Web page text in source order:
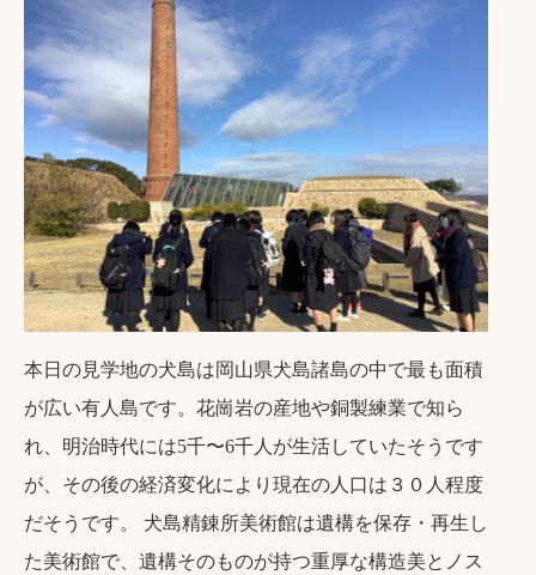
本日の見学地の犬島は岡山県犬島諸島の中で最も面積
が広い有人島です。花崗岩の産地や銅製練業で知ら
れ、明治時代には5千〜6千人が生活していたそうです
が、その後の経済変化により現在の人口は３０人程度
だそうです。 犬島精錬所美術館は遺構を保存・再生し
た美術館で、遺構そのものが持つ重厚な構造美とノス